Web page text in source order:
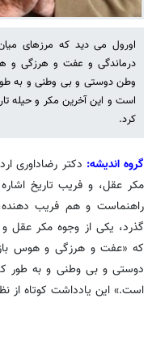
اورول می دید که مرزهای
درماندگی و عفت و هرزگی و
وطن دوستی و بی وطنی و به
است و این آخرین مکر و حیله
کرد.
گروه اندیشه: دکتر رضاداوری
مکر عقل، و فریب تاریخ
راهنماست و هم فریب
گذرد، یکی از وجوه مکر
که «عفت و هرزگی و هوس
دوستی و بی وطنی و به طور
است.» این یادداشت کوتاه از